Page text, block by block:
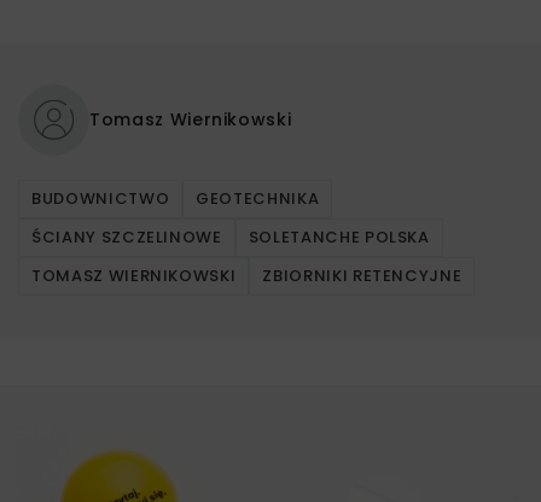
Tomasz Wiernikowski
BUDOWNICTWO
GEOTECHNIKA
ŚCIANY SZCZELINOWE
SOLETANCHE POLSKA
TOMASZ WIERNIKOWSKI
ZBIORNIKI RETENCYJNE